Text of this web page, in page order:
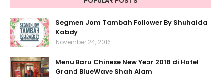
Segmen Jom Tambah Follower By Shuhaida
Kabdy
November 24, 2016
Menu Baru Chinese New Year 2018 di Hotel
Grand BlueWave Shah Alam